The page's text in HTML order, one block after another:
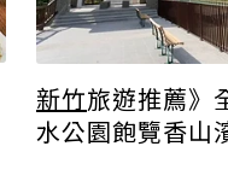
新竹旅遊推薦》
水公園飽覽香山